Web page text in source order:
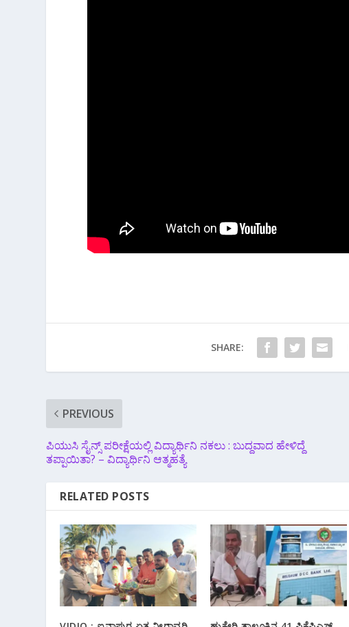
SHARE:
PREVIOUS
ಪಿಯುಸಿ ಸೈನ್ಸ್ ಪರೀಕ್ಷೆಯಲ್ಲಿ ವಿದ್ಯಾರ್ಥಿನಿ ನಕಲು : ಬುದ್ದವಾದ ಹೇಳಿದ್ದೆ
ತಪ್ಪಾಯಿತಾ? – ವಿದ್ಯಾರ್ಥಿನಿ‌ ಆತ್ಮಹತ್ಯೆ
RELATED POSTS